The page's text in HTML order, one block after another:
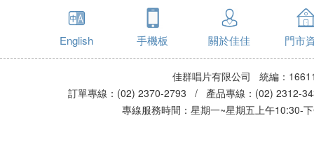
English 手機板 關於佳佳 門市
佳群唱片有限公司 統編：
訂單專線：(02) 2370-2793 / 產品專線：(02)
專線服務時間：星期一~星期五上午10:30-